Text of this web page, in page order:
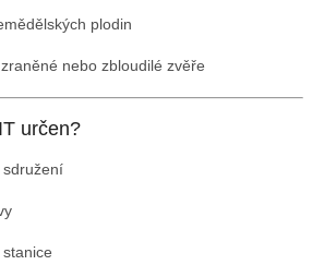
plodin
nebo zbloudilé zvěře
určen?
sdružení